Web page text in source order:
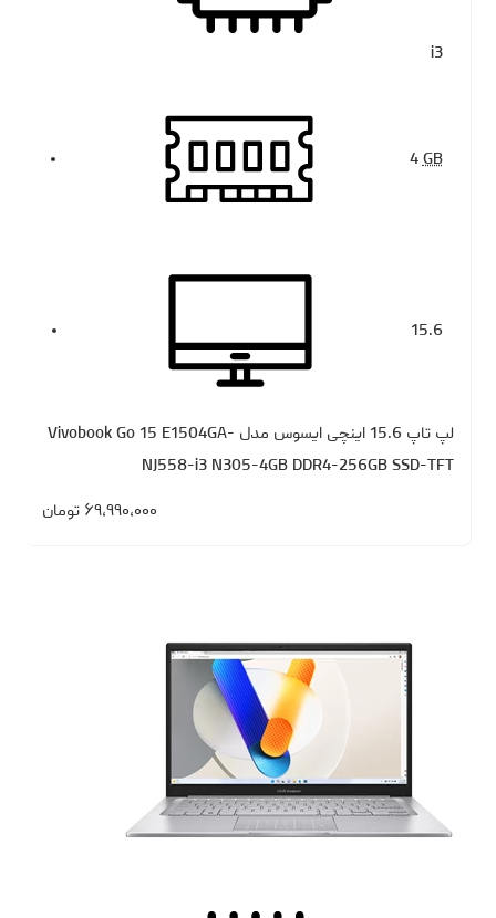
i3
4GB
15.6
لپ تاپ 15.6 اینچی ایسوس مدل Vivobook Go 15 E1504GA-
NJ558-i3 N305-4GB DDR4-256GB SSD-TFT
۶۹،۹۹۰،۰۰۰ تومان